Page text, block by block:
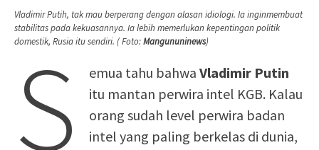
Vladimir Putih, tak mau berperang dengan alasan idiologi. Ia inginmembuat
stabilitas pada kekuasannya. Ia lebih memerlukan kepentingan politik
domestik, Rusia itu sendiri. ( Foto:Mangununinews)
S emua tahu bahwa Vladimir Putin
itu mantan perwira intel KGB. Kalau
orang sudah level perwira badan
intel yang paling berkelas di dunia,